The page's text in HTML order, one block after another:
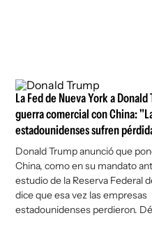
La Fed de Nueva York a
guerra comercial con China:
estadounidenses sufren
Donald Trump anunció que
China, como en su mandato
estudio de la Reserva Federal
dice que esa vez las empresas
estadounidenses perdieron.